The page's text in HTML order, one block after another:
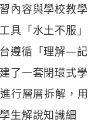
內容與學校教學
具「水土不服」
遵循「理解—記
了一套閉環式學
行層層拆解，用
生解說知識細